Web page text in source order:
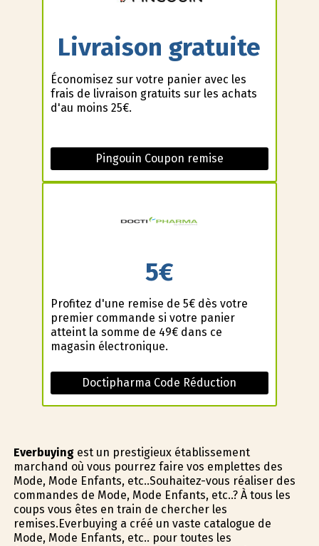
Livraison gratuite
Économisez sur votre panier avec les
frais de livraison gratuits sur les achats
d'au moins 25€.
Pingouin Coupon remise
5€
Profitez d'une remise de 5€ dès votre
premier commande si votre panier
atteint la somme de 49€ dans ce
magasin électronique.
Doctipharma Code Réduction
Everbuyingest un prestigieux établissement
marchand où vous pourrez faire vos emplettes des
Mode, Mode Enfants, etc..Souhaitez-vous réaliser des
commandes de Mode, Mode Enfants, etc..? À tous les
coups vous êtes en train de chercher les
remises.Everbuying a créé un vaste catalogue de
Mode, Mode Enfants, etc.. pour toutes les